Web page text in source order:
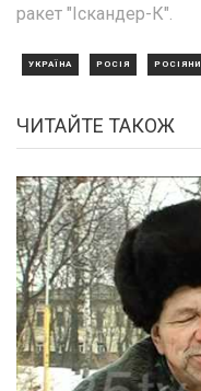
ракет "Іскандер-К".
УКРАЇНА РОСІЯ РОСІЯНИ
ЧИТАЙТЕ ТАКОЖ